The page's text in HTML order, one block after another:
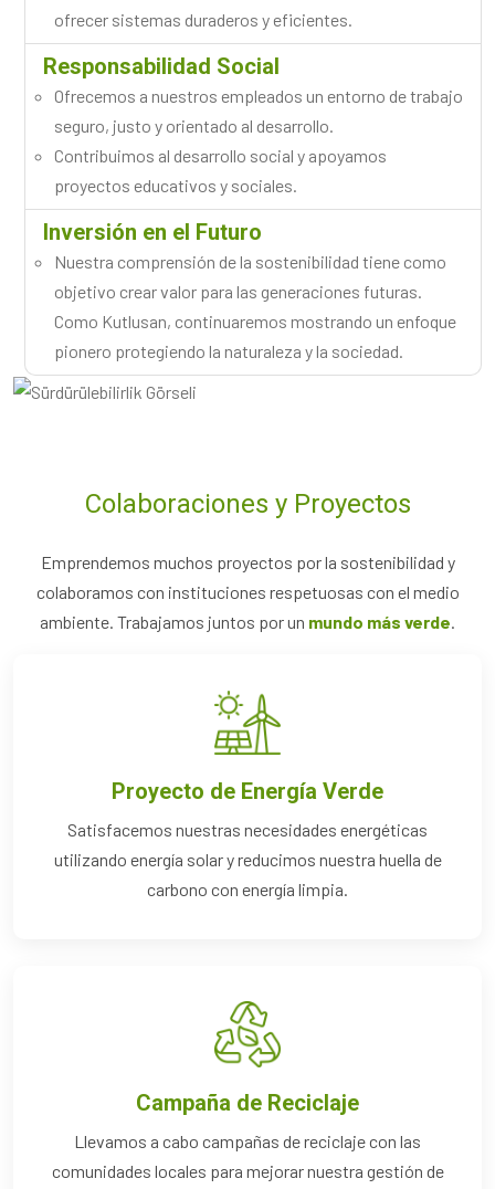
ofrecer sistemas duraderos y eficientes.
Responsabilidad Social
Ofrecemos a nuestros empleados un entorno de trabajo
seguro, justo y orientado al desarrollo.
Contribuimos al desarrollo social y apoyamos
proyectos educativos y sociales.
Inversión en el Futuro
Nuestra comprensión de la sostenibilidad tiene como
objetivo crear valor para las generaciones futuras.
Como Kutlusan, continuaremos mostrando un enfoque
pionero protegiendo la naturaleza y la sociedad.
Colaboraciones y Proyectos
Emprendemos muchos proyectos por la sostenibilidad y
colaboramos con instituciones respetuosas con el medio
ambiente. Trabajamos juntos por un mundo más verde.
Proyecto de Energía Verde
Satisfacemos nuestras necesidades energéticas
utilizando energía solar y reducimos nuestra huella de
carbono con energía limpia.
Campaña de Reciclaje
Llevamos a cabo campañas de reciclaje con las
comunidades locales para mejorar nuestra gestión de